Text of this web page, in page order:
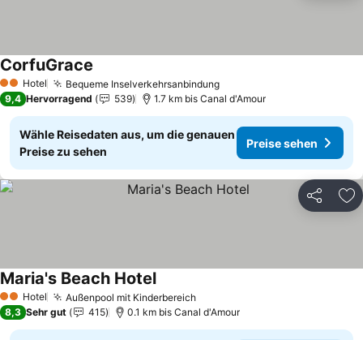
2 Sterne
Hotel Bequeme Inselverkehrsanbindung
CorfuGrace
9,4 Hervorragend 539 1.7 km bis Canal d'Amour
Wähle Reisedaten aus, um die genauen
Preise zu sehen
Preise sehen
Teilen
2 Sterne
Hotel Außenpool mit Kinderbereich
Maria's Beach Hotel
8,3 Sehr gut 415 0.1 km bis Canal d'Amour